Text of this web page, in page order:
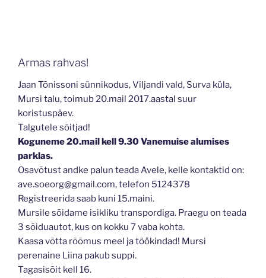
Armas rahvas!
Jaan Tõnissoni sünnikodus, Viljandi vald, Surva küla,
Mursi talu, toimub 20.mail 2017.aastal suur
koristuspäev.
Talgutele sõitjad!
Koguneme 20.mail kell 9.30 Vanemuise alumises
parklas.
Osavõtust andke palun teada Avele, kelle kontaktid on:
ave.soeorg@gmail.com, telefon 5124378
Registreerida saab kuni 15.maini.
Mursile sõidame isikliku transpordiga. Praegu on teada
3 sõiduautot, kus on kokku 7 vaba kohta.
Kaasa võtta rõõmus meel ja töökindad! Mursi
perenaine Liina pakub suppi.
Tagasisõit kell 16.